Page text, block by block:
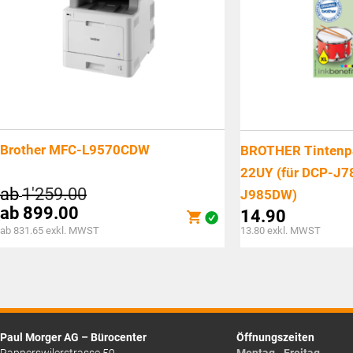
Brother MFC-L9570CDW
ab1'259.00
ab 899.00
ab 831.65 exkl. MWST
BROTHER
22UY (für DCP-
J985DW)
14.90
13.80 exkl. MWST
Paul Morger AG – Bürocenter
Öffnungszeiten